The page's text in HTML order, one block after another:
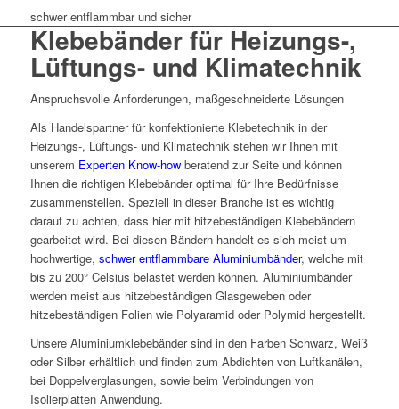
schwer entflammbar und sicher
Klebebänder für Heizungs-,
Lüftungs- und Klimatechnik
Anspruchsvolle Anforderungen, maßgeschneiderte Lösungen
Als Handelspartner für konfektionierte Klebetechnik in der
Heizungs-, Lüftungs- und Klimatechnik stehen wir Ihnen mit
unserem Experten Know-howberatend zur Seite und können
Ihnen die richtigen Klebebänder optimal für Ihre Bedürfnisse
zusammenstellen. Speziell in dieser Branche ist es wichtig
darauf zu achten, dass hier mit hitzebeständigen Klebebändern
gearbeitet wird. Bei diesen Bändern handelt es sich meist um
hochwertige, schwer entflammbare Aluminiumbänder, welche mit
bis zu 200° Celsius belastet werden können. Aluminiumbänder
werden meist aus hitzebeständigen Glasgeweben oder
hitzebeständigen Folien wie Polyaramid oder Polymid hergestellt.
Unsere Aluminiumklebebänder sind in den Farben Schwarz, Weiß
oder Silber erhältlich und finden zum Abdichten von Luftkanälen,
bei Doppelverglasungen, sowie beim Verbindungen von
Isolierplatten Anwendung.